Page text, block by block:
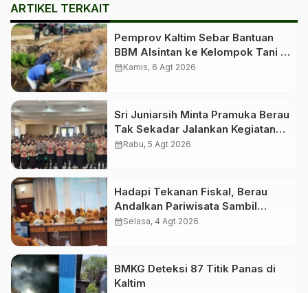
ARTIKEL TERKAIT
Pemprov Kaltim Sebar Bantuan
BBM Alsintan ke Kelompok Tani di
10 Kabupaten dan Kota
calendar_monthKamis, 6 Agt 2026
Sri Juniarsih Minta Pramuka Berau
Tak Sekadar Jalankan Kegiatan
Seremonial
calendar_monthRabu, 5 Agt 2026
Hadapi Tekanan Fiskal, Berau
Andalkan Pariwisata Sambil
Menanti Dana Transfer Pusat
calendar_monthSelasa, 4 Agt 2026
BMKG Deteksi 87 Titik Panas di
Kaltim